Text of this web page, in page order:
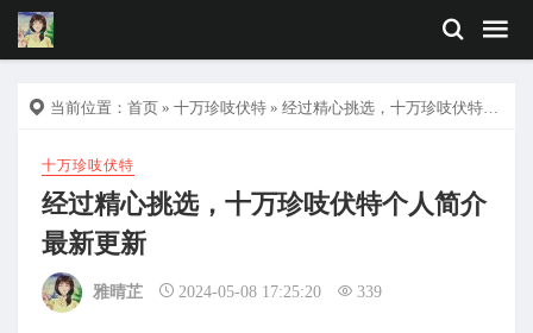
当前位置： 首页 » 十万珍吱伏特 » 经过精心挑选，十万珍吱伏特个人简介最新更新
十万珍吱伏特
经过精心挑选，十万珍吱伏特个人简介
最新更新
雅晴芷 2024-05-08 17:25:20 339